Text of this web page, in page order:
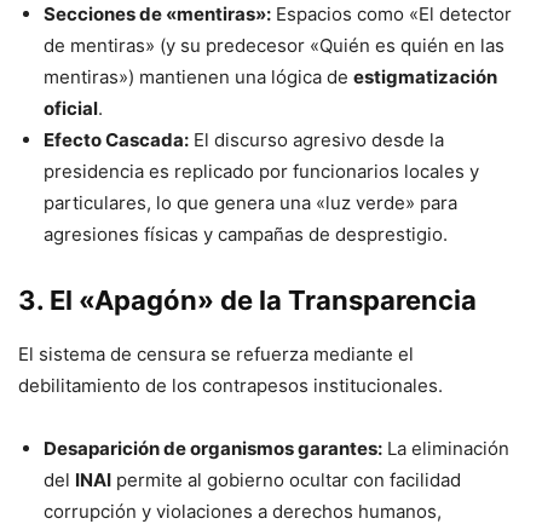
Secciones de «mentiras»: Espacios como «El detector
de mentiras» (y su predecesor «Quién es quién en las
mentiras») mantienen una lógica de estigmatización
oficial.
Efecto Cascada: El discurso agresivo desde la
presidencia es replicado por funcionarios locales y
particulares, lo que genera una «luz verde» para
agresiones físicas y campañas de desprestigio.
3. El «Apagón» de la Transparencia
El sistema de censura se refuerza mediante el
debilitamiento de los contrapesos institucionales.
Desaparición de organismos garantes: La eliminación
del INAI permite al gobierno ocultar con facilidad
corrupción y violaciones a derechos humanos,